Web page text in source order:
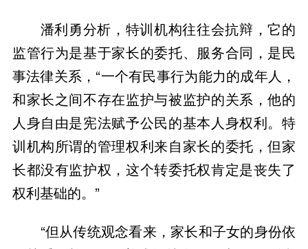
潘利勇分析，特训机构往往会抗辩，它的
监管行为是基于家长的委托、服务合同，是民
事法律关系，“一个有民事行为能力的成年人，
和家长之间不存在监护与被监护的关系，他的
人身自由是宪法赋予公民的基本人身权利。特
训机构所谓的管理权利来自家长的委托，但家
长都没有监护权，这个转委托权肯定是丧失了
权利基础的。”
“但从传统观念看来，家长和子女的身份依